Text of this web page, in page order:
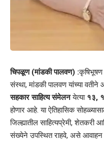
चिपळूण (मांडकी पालवण) :कृषिभूषण
संस्था, मांडकी पालवण यांच्या
सहकार साहित्य संमेलनयेत्या १३,
होणार आहे. या ऐतिहासिक
जिल्ह्यातील साहित्यप्रेमी, शेतकरी
संख्येने उपस्थित राहवे, असे आवाहन